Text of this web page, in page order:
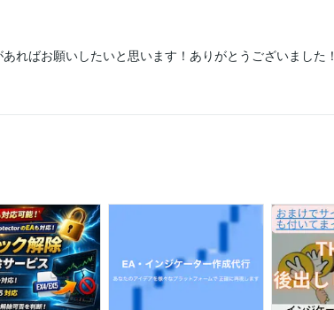
ればお願いしたいと思います！ありがとうございました！